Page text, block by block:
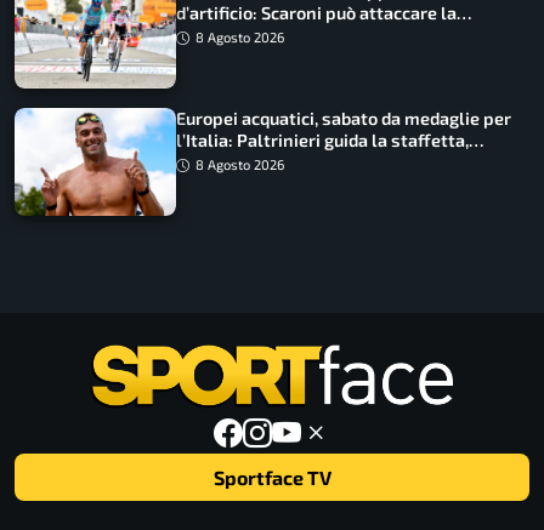
d’artificio: Scaroni può attaccare la
maglia di Lemmen
8 Agosto 2026
Europei acquatici, sabato da medaglie per
l’Italia: Paltrinieri guida la staffetta,
Barnabà sogna l’oro dalle grandi altezze
8 Agosto 2026
Sportface TV